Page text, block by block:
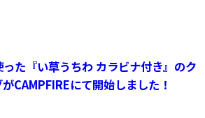
た『い草うちわ カラビナ付き』のク
CAMPFIREにて開始しました！